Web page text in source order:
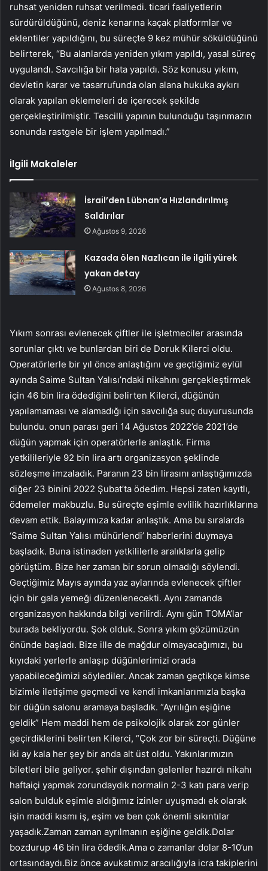
ruhsat yeniden ruhsat verilmedi. ticari faaliyetlerin
sürdürüldüğünü, deniz kenarına kaçak platformlar ve
eklentiler yapıldığını, bu süreçte 9 kez mühür söküldüğünü
belirterek, “Bu alanlarda yeniden yıkım yapıldı, yasal süreç
uygulandı. Savcılığa bir hata yapıldı. Söz konusu yıkım,
devletin karar ve tasarrufunda olan alana hukuka aykırı
olarak yapılan eklemeleri de içerecek şekilde
gerçekleştirilmiştir. Tescilli yapının bulunduğu taşınmazın
sonunda rastgele bir işlem yapılmadı.”
İlgili Makaleler
İsrail’den Lübnan’a Hızlandırılmış
Saldırılar
Ağustos 9, 2026
Kazada ölen Nazlıcan ile ilgili yürek
yakan detay
Ağustos 8, 2026
Yıkım sonrası evlenecek çiftler ile işletmeciler arasında
sorunlar çıktı ve bunlardan biri de Doruk Kilerci oldu.
Operatörlerle bir yıl önce anlaştığını ve geçtiğimiz eylül
ayında Saime Sultan Yalısı’ndaki nikahını gerçekleştirmek
için 46 bin lira ödediğini belirten Kilerci, düğünün
yapılamaması ve alamadığı için savcılığa suç duyurusunda
bulundu. onun parası geri 14 Ağustos 2022’de 2021’de
düğün yapmak için operatörlerle anlaştık. Firma
yetkilileriyle 92 bin lira artı organizasyon şeklinde
sözleşme imzaladık. Paranın 23 bin lirasını anlaştığımızda
diğer 23 binini 2022 Şubat’ta ödedim. Hepsi zaten kayıtlı,
ödemeler makbuzlu. Bu süreçte eşimle evlilik hazırlıklarına
devam ettik. Balayımıza kadar anlaştık. Ama bu sıralarda
‘Saime Sultan Yalısı mühürlendi’ haberlerini duymaya
başladık. Buna istinaden yetkililerle aralıklarla gelip
görüştüm. Bize her zaman bir sorun olmadığı söylendi.
Geçtiğimiz Mayıs ayında yaz aylarında evlenecek çiftler
için bir gala yemeği düzenlenecekti. Aynı zamanda
organizasyon hakkında bilgi verilirdi. Aynı gün TOMA’lar
burada bekliyordu. Şok olduk. Sonra yıkım gözümüzün
önünde başladı. Bize ille de mağdur olmayacağımızı, bu
kıyıdaki yerlerle anlaşıp düğünlerimizi orada
yapabileceğimizi söylediler. Ancak zaman geçtikçe kimse
bizimle iletişime geçmedi ve kendi imkanlarımızla başka
bir düğün salonu aramaya başladık. “Ayrılığın eşiğine
geldik” Hem maddi hem de psikolojik olarak zor günler
geçirdiklerini belirten Kilerci, “Çok zor bir süreçti. Düğüne
iki ay kala her şey bir anda alt üst oldu. Yakınlarımızın
biletleri bile geliyor. şehir dışından gelenler hazırdı nikahı
haftaiçi yapmak zorundaydık normalin 2-3 katı para verip
salon bulduk eşimle aldığımız izinler uyuşmadı ek olarak
işin maddi kısmı iş, eşim ve ben çok önemli sıkıntılar
yaşadık.Zaman zaman ayrılmanın eşiğine geldik.Dolar
bozdurup 46 bin lira ödedik.Ama o zamanlar dolar 8-10’un
ortasındaydı.Biz önce avukatımız aracılığıyla icra takiplerini